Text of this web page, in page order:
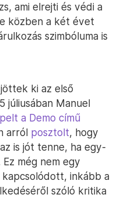
ami elrejti és védi a
közben a két évet
szimbóluma is
ki az első
júliusában Manuel
a Demo című
arról posztolt, hogy
is jót tenne, ha egy-
még nem egy
inkább a
szóló kritika